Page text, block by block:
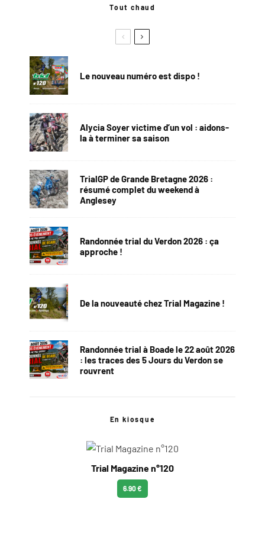
Tout chaud
Le nouveau numéro est dispo !
Alycia Soyer victime d’un vol : aidons-
la à terminer sa saison
TrialGP de Grande Bretagne 2026 :
résumé complet du weekend à
Anglesey
Randonnée trial du Verdon 2026 : ça
approche !
De la nouveauté chez Trial Magazine !
Randonnée trial à Boade le 22 août 2026
: les traces des 5 Jours du Verdon se
rouvrent
En kiosque
Trial Magazine n°120
6.90 €